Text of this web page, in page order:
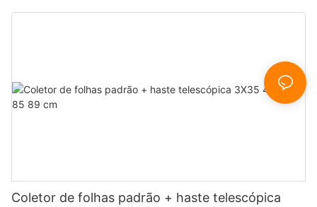
Coletor de folhas padrão + haste telescópica